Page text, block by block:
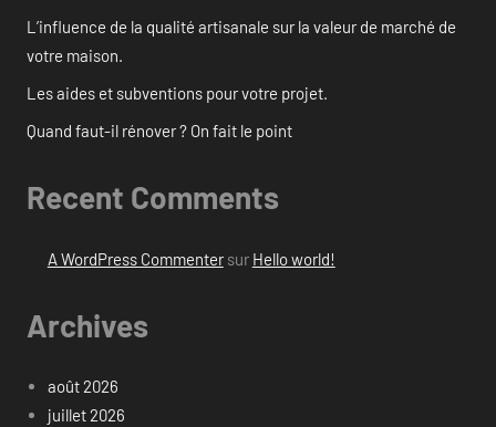
L’influence de la qualité artisanale sur la valeur de marché de
votre maison.
Les aides et subventions pour votre projet.
Quand faut-il rénover ? On fait le point
Recent Comments
A WordPress Commentersur Hello world!
Archives
août 2026
juillet 2026